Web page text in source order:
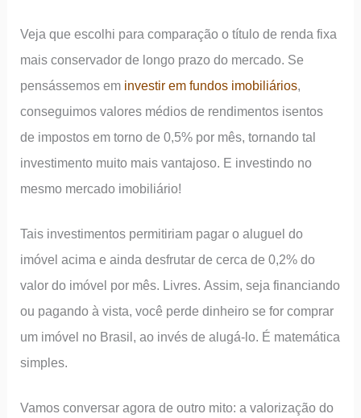
Veja que escolhi para comparação o título de renda fixa
mais conservador de longo prazo do mercado. Se
pensássemos em investir em fundos imobiliários,
conseguimos valores médios de rendimentos isentos
de impostos em torno de 0,5% por mês, tornando tal
investimento muito mais vantajoso. E investindo no
mesmo mercado imobiliário!
Tais investimentos permitiriam pagar o aluguel do
imóvel acima e ainda desfrutar de cerca de 0,2% do
valor do imóvel por mês. Livres. Assim, seja financiando
ou pagando à vista, você perde dinheiro se for comprar
um imóvel no Brasil, ao invés de alugá-lo. É matemática
simples.
Vamos conversar agora de outro mito: a valorização do